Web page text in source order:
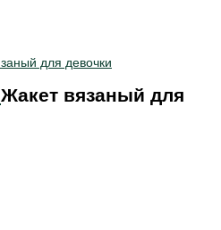
Жакет вязаный для